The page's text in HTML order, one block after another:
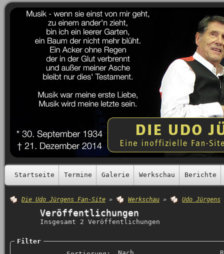
Startseite Termine Galerie Werkschau Berichte
Die Udo Jürgens Fan-Site » Werkschau » Udo Jürgens
Veröffentlichungen
Insgesamt 2 Veröffentlichungen
Filter